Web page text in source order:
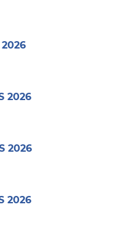
2026
2026
2026
2026